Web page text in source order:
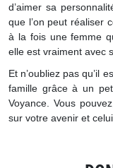
d’aimer sa
que l’on peut réaliser
à la fois une femme
elle est vraiment avec
Et n’oubliez pas qu’il
famille grâce à un
Voyance. Vous
sur votre avenir et